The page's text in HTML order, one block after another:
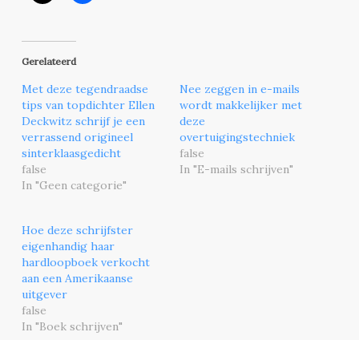
Gerelateerd
Met deze tegendraadse
tips van topdichter Ellen
Deckwitz schrijf je een
verrassend origineel
sinterklaasgedicht
false
In "Geen categorie"
Nee zeggen in e-mails
wordt makkelijker met
deze
overtuigingstechniek
false
In "E-mails schrijven"
Hoe deze schrijfster
eigenhandig haar
hardloopboek verkocht
aan een Amerikaanse
uitgever
false
In "Boek schrijven"